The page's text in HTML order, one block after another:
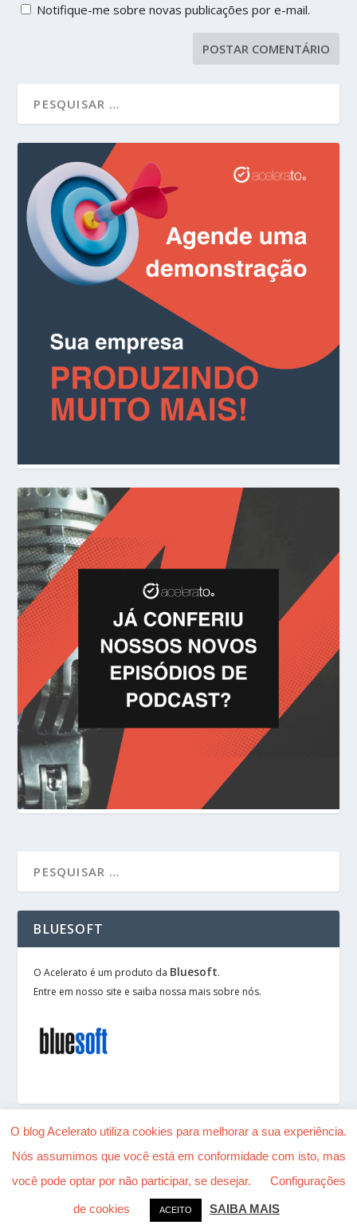
Notifique-me sobre novas publicações por e-mail.
BLUESOFT
O Acelerato é um produto da Bluesoft.
Entre em nosso site e saiba nossa mais sobre nós.
Desenhado porElegant Themes| Alimentado por
O blog Acelerato utiliza cookies para melhorar a sua experiência.
Nós assumimos que você está em conformidade com isto, mas
você pode optar por não participar, se desejar.
Configurações
de cookies ACEITO SAIBA MAIS